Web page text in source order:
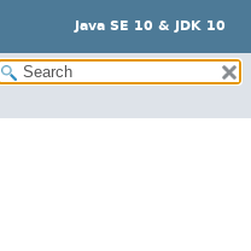
Java SE 10 & JDK 10